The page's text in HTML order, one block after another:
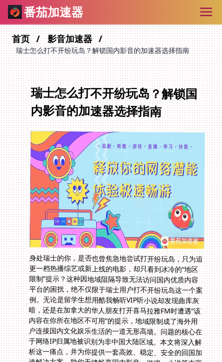
番茄加速器
首页 影音加速器
瑞士怎么打不开纷玩岛？解锁国内影音的加速器选择指南
瑞士怎么打不开纷玩岛？解锁国
内影音的加速器选择指南
身处瑞士的你，是否也曾焦急地尝试打开纷玩岛，只为追
更一档热播综艺或新上线的电影，却只看到冰冷的“地区
限制”提示？这种因地域阻隔导致无法访问国内优质内容
平台的困扰，绝不仅限于瑞士用户打不开纷玩岛这一个案
例。无论是留学生想用酷我畅听VIP听小说却发现曲库灰
暗，还是在加拿大的华人朋友打开喜马拉雅FM时遭遇“该
内容在你所在地区不可用”的提示，地域限制成了海外用
户连接国内文化娱乐生活的一道无形高墙。问题的核心在
于网络IP归属地被识别为非中国大陆区域。本文将深入解
析这一痛点，并为你提供一套高效、稳定、安全的回国加
速解决方案，助你无缝畅享国内影音、游戏、小说等丰富